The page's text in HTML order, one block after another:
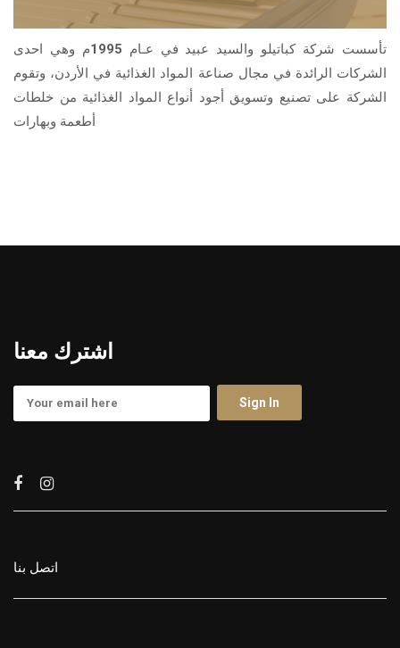
تأسست شركة كباتيلو والسيد عبيد في عـام 1995م وهي احدى
الشركات الرائدة في مجال صناعة المواد الغذائية في الأردن، وتقوم
الشركة على تصنيع وتسويق أجود أنواع المواد الغذائية من خلطات
أطعمة وبهارات
اشترك معنا
اتصل بنا